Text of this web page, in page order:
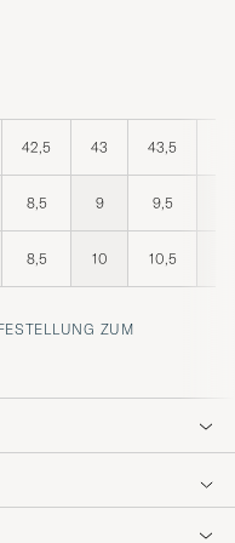
42,5 43 43,5
8,5 9 9,5
8,5 10 10,5
ZUM R